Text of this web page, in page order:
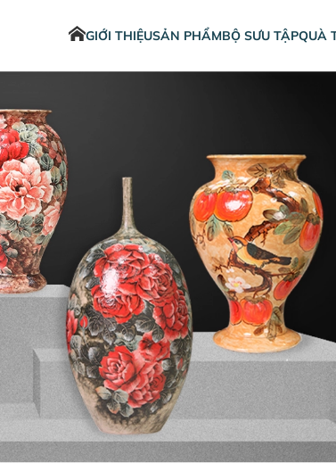
GIỚI THIỆUSẢN PHẨM
Bình hoa đổ khuôn vẽ
Bình hoa vuốt tay vẽ
Bình hoa vuốt tay vẽ
Bình hoa vuốt tay đắp
Đĩa trang trí
Bình Hút Lộc
BỘ SƯU TẬPQUÀ